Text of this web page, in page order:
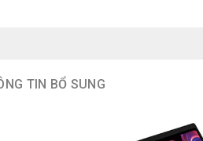
TIN BỔ SUNG